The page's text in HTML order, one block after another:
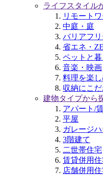
ライフスタイル
リモート
中庭・庭
バリアフリ
省エネ・
ペットと
音楽・映画
料理を楽し
収納にこだ
建物タイプから
アパート/
平屋
ガレージ
3階建て
二世帯住宅
賃貸併用住
店舗併用